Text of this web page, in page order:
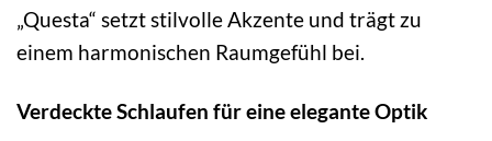
„Questa“ setzt stilvolle Akzente und trägt zu
einem harmonischen Raumgefühl bei.
Verdeckte Schlaufen für eine elegante Optik